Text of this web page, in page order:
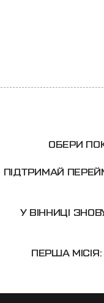
ОБЕРИ
ПІДТРИМАЙ
У ВІННИЦІ
ПЕРША